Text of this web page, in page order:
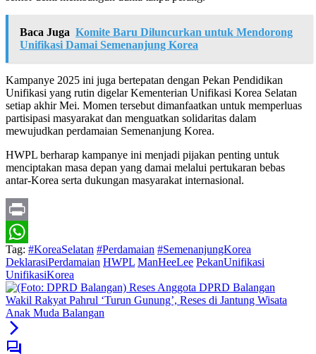
Baca Juga Komite Baru Diluncurkan untuk Mendorong
Unifikasi Damai Semenanjung Korea
Kampanye 2025 ini juga bertepatan dengan Pekan Pendidikan
Unifikasi yang rutin digelar Kementerian Unifikasi Korea Selatan
setiap akhir Mei. Momen tersebut dimanfaatkan untuk memperluas
partisipasi masyarakat dan menguatkan solidaritas dalam
mewujudkan perdamaian Semenanjung Korea.
HWPL berharap kampanye ini menjadi pijakan penting untuk
menciptakan masa depan yang damai melalui pertukaran bebas
antar-Korea serta dukungan masyarakat internasional.
Print
WhatsApp
Tag: #KoreaSelatan #Perdamaian #SemenanjungKorea
DeklarasiPerdamaian HWPL ManHeeLee PekanUnifikasi
UnifikasiKorea
Wakil Rakyat Pahrul ‘Turun Gunung’, Reses di Jantung Wisata
Anak Muda Balangan